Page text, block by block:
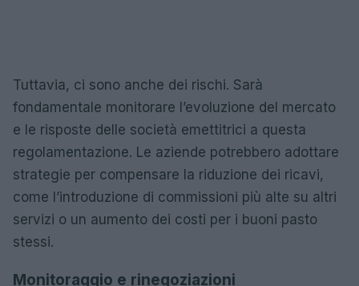
Tuttavia, ci sono anche dei rischi. Sarà
fondamentale monitorare l’evoluzione del mercato
e le risposte delle società emettitrici a questa
regolamentazione. Le aziende potrebbero adottare
strategie per compensare la riduzione dei ricavi,
come l’introduzione di commissioni più alte su altri
servizi o un aumento dei costi per i buoni pasto
stessi.
Monitoraggio e rinegoziazioni